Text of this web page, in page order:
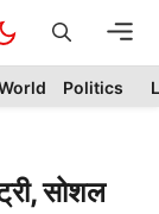
Politics
सोशल